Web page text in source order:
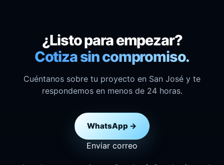
¿Listo para empezar?
Cotiza sin compromiso.
Cuéntanos sobre tu proyecto en San José y te
respondemos en menos de 24 horas.
WhatsApp →
Enviar correo